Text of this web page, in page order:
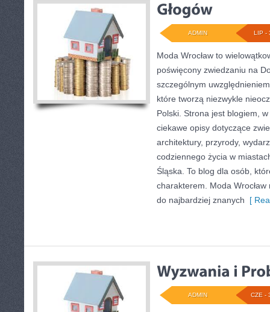
LIP -
ADMIN
Moda Wrocław to
poświęcony zwiedzaniu na
szczególnym
które tworzą niezwykle
Polski. Strona jest blogiem,
ciekawe opisy dotyczące
architektury, przyrody,
codziennego życia w
Śląska. To blog dla osób,
charakterem. Moda Wrocław
do najbardziej znanych [
CZE -
ADMIN